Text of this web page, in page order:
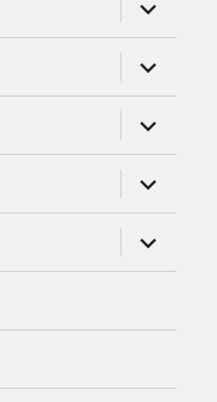
підменю
підменю
підменю
підменю
підменю